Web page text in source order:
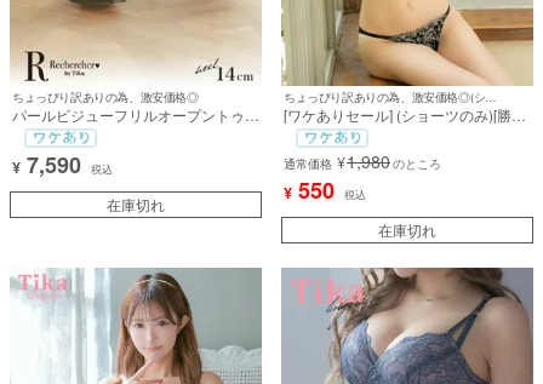
ちょっぴり訳ありの為、激安価格◎
パールビジューフリルオープントゥワ
ンカラーパンプス (ブラック) (14cmヒ
ール)
¥ 7,590 税込
在庫切れ
[ワケありセール] (ショーツのみ)[勝負
下着] チュールフラワー刺繍脇高カッ
プブラジャー＆ショーツ2点セット
通常価格 ¥1,980のところ
¥ 550 税込
在庫切れ